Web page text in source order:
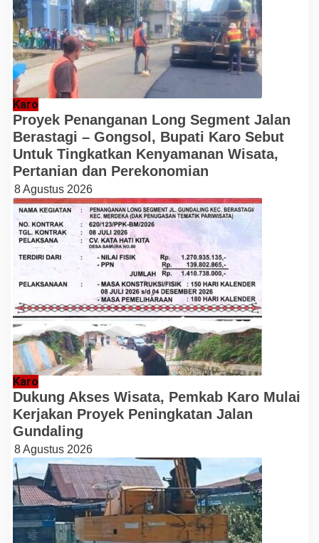
Karo
Proyek Penanganan Long Segment Jalan
Berastagi – Gongsol, Bupati Karo Sebut
Untuk Tingkatkan Kenyamanan Wisata,
Pertanian dan Perekonomian
8 Agustus 2026
Karo
Dukung Akses Wisata, Pemkab Karo Mulai
Kerjakan Proyek Peningkatan Jalan
Gundaling
8 Agustus 2026